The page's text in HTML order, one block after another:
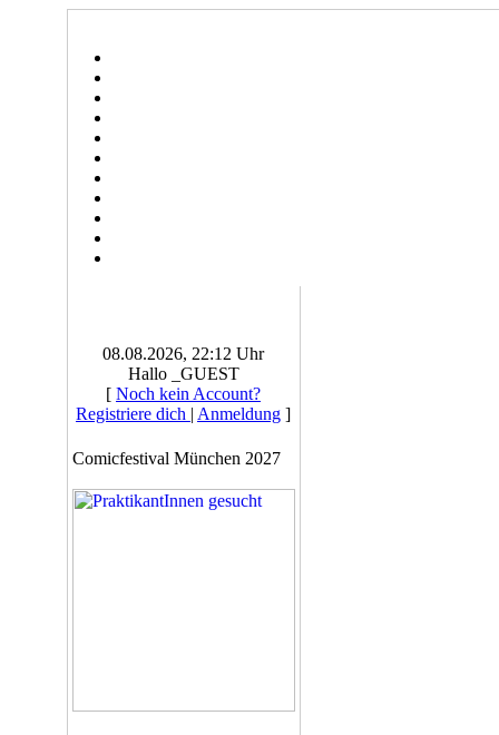
08.08.2026, 22:12 Uhr
Hallo _GUEST
[ Noch kein Account?
Registriere dich | Anmeldung ]
Comicfestival München 2027